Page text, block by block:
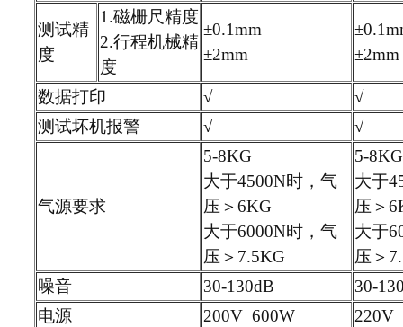
测试精
度
1.磁栅尺精度
2.行程机械精
度
±0.1mm
±2mm
±2mm
数据打印 √
√
测试坏机报警
√ √
气源要求
5-8KG
大于4500N时，气
压＞6KG
大于6000N时，气
压＞7.5KG
5-8KG
大于
压＞
大于
压＞
噪音
30-130dB
30-
电源
200V 600W 220V